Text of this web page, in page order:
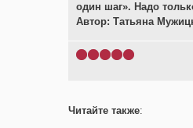
один шаг». Надо
Автор: Татьяна
Читайте также: